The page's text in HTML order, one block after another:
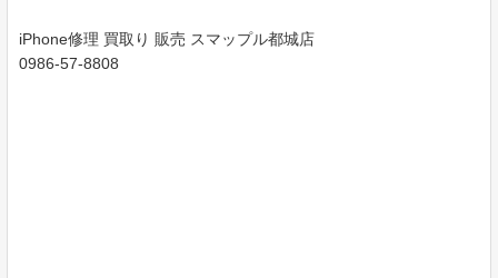
iPhone修理 買取り 販売 スマップル都城店
0986-57-8808